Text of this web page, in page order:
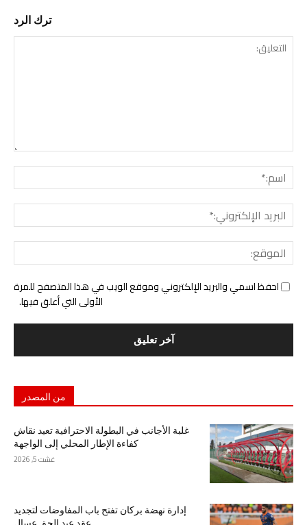
ترك الرد
احفظ اسمي والبريد الإلكتروني وموقع الويب في هذا المتصفح للمرة
الأولى التي أعلق فيها.
من المصدر
غلبة الأجانب في البطولة الاحترافية تعيد نقاش
كفاءة الإطار المحلي إلى الواجهة
غشت 5, 2026
إدارة نهضة بركان تفتح باب المفاوضات لتجديد